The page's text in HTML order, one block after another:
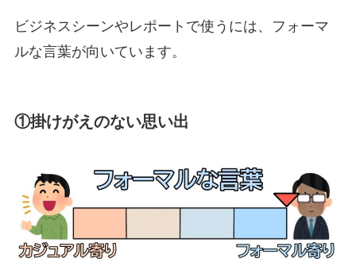
ビジネスシーンやレポートで使うには、フォーマ
ルな言葉が向いています。
①掛けがえのない思い出